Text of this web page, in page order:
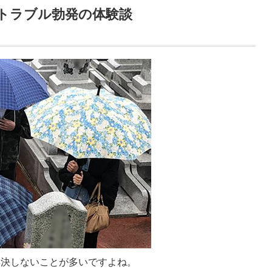
ラブル勃発の体験談
しないことが多いですよね。